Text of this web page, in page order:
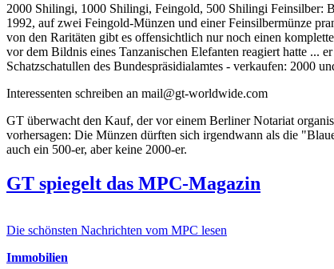
2000 Shilingi, 1000 Shilingi, Feingold, 500 Shilingi Feinsilber:
1992, auf zwei Feingold-Münzen und einer Feinsilbermünze
von den Raritäten gibt es offensichtlich nur noch einen
vor dem Bildnis eines Tanzanischen Elefanten reagiert hatte ...
Schatzschatullen des Bundespräsidialamtes - verkaufen:
Interessenten schreiben an mail@gt-worldwide.com
GT überwacht den Kauf, der vor einem Berliner Notariat
vorhersagen: Die Münzen dürften sich irgendwann als die
auch ein 500-er, aber keine 2000-er.
GT spiegelt das MPC-Magazin
Die schönsten Nachrichten vom MPC lesen
Immobilien